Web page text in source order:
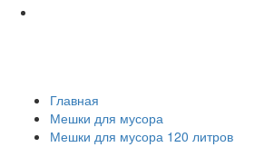
Главная
Мешки для мусора
Мешки для мусора 120 литров